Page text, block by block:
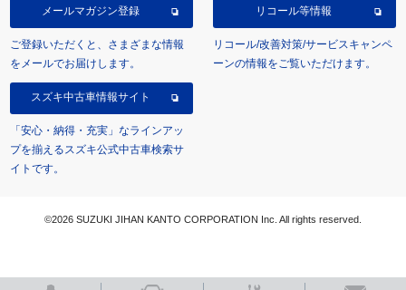
メールマガジン登録
ご登録いただくと、さまざまな情報
をメールでお届けします。
リコール等情報
リコール/改善対策/サービスキャンペ
ーンの情報をご覧いただけます。
スズキ中古車情報サイト
「安心・納得・充実」なラインアッ
プを揃えるスズキ公式中古車検索サ
イトです。
©2026 SUZUKI JIHAN KANTO CORPORATION Inc. All rights reserved.